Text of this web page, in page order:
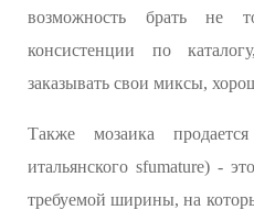
возможность брать не
консистенции по
заказывать свои миксы,
Также мозаика
итальянского sfumature) -
требуемой ширины, на